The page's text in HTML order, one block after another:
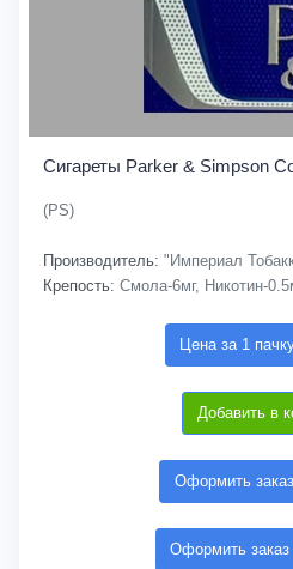
Сигареты Parker & Simpson
(PS)
Производитель: "Империал
Крепость: Смола-6мг, Никотин-
Цена за 1
Добавить в
Оформить
Оформить заказ